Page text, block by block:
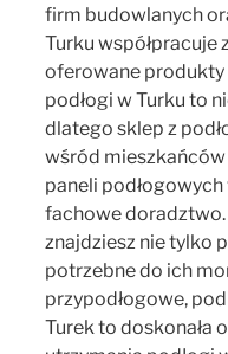
firm budowlanych
Turku
oferowane produkty
podłogi w Turku to
dlatego sklep z
wśród
paneli
fachowe doradztwo.
znajdziesz nie tylko
potrzebne do ich
przypodłogowe,
Turek to doskonała